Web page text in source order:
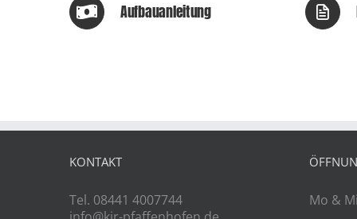
Aufbauanleitung
KONTAKT
Tel. 08441 4007744
Mo &